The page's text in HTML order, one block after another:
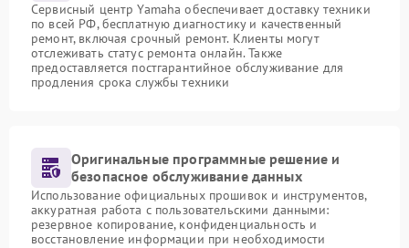
Сервисный центр Yamaha обеспечивает доставку техники
по всей РФ, бесплатную диагностику и качественный
ремонт, включая срочный ремонт. Клиенты могут
отслеживать статус ремонта онлайн. Также
предоставляется постгарантийное обслуживание для
продления срока службы техники
Оригинальные программные решение и
безопасное обслуживание данных
Использование официальных прошивок и инструментов,
аккуратная работа с пользовательскими данными:
резервное копирование, конфиденциальность и
восстановление информации при необходимости